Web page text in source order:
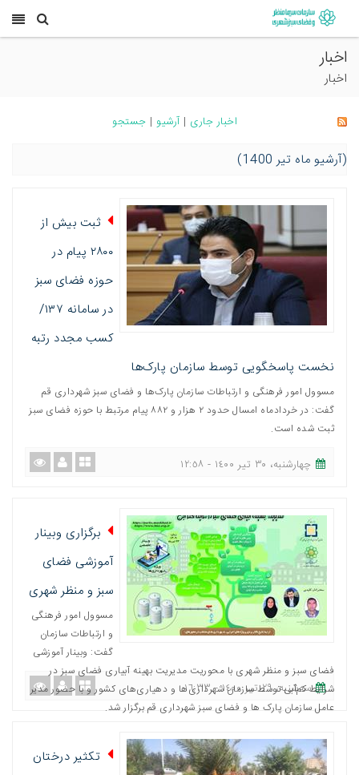
اخبار
اخبار
اخبار جاری | آرشیو | جستجو
(آرشیو ماه تیر 1400)
ثبت بیش از
٢٨٠٠ پیام در
حوزه فضای سبز
در سامانه ١٣٧/
کسب مجدد رتبه
نخست پاسخگویی توسط سازمان پارک‌ها
مسوول امور فرهنگی و ارتباطات سازمان پارک‌ها و فضای سبز شهرداری قم
گفت: در خردادماه امسال حدود ٢ هزار و ٨٨٢ پیام مرتبط با حوزه فضای سبز
ثبت شده است.
چهارشنبه، ٣٠ تیر ١٤٠٠ - ١٢:٥٨
برگزاری وبینار
آموزشی فضای
سبز و منظر شهری
مسوول امور فرهنگی
و ارتباطات سازمان
گفت: وبینار آموزشی
فضای سبز و منظر شهری با محوریت مدیریت بهینه آبیاری فضای سبز در
شرایط کم‌آبی توسط سازمان شهرداری‌ها و دهیاری‌های کشور و با حضور مدیر
عامل سازمان پارک ها و فضای سبز شهرداری قم برگزار شد.
ﺳﻪشنبه، ٢٩ تیر ١٤٠٠ - ١٦:٣٣
تکثیر درختان